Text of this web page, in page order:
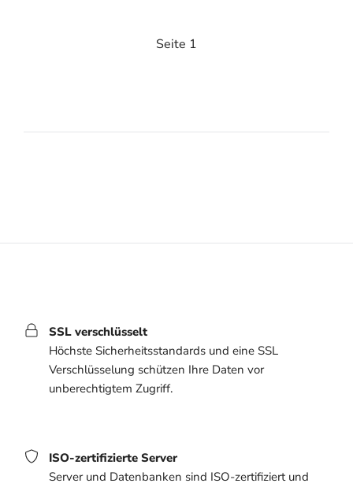
Seite 1
SSL verschlüsselt
Höchste Sicherheitsstandards und eine SSL
Verschlüsselung schützen Ihre Daten vor
unberechtigtem Zugriff.
ISO-zertifizierte Server
Server und Datenbanken sind ISO-zertifiziert und